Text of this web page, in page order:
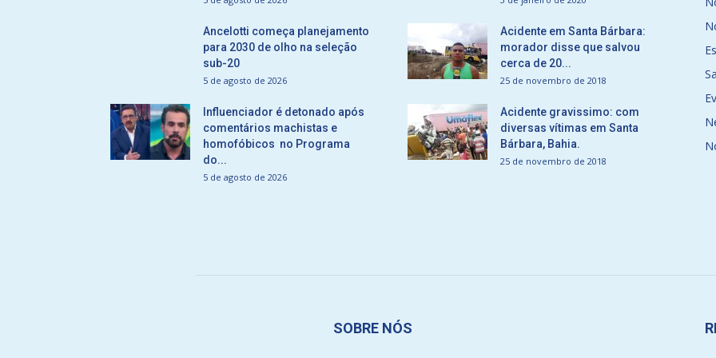
Ancelotti começa planejamento
para 2030 de olho na seleção
sub-20
5 de agosto de 2026
Influenciador é detonado após
comentários machistas e
homofóbicos no Programa
do...
5 de agosto de 2026
Acidente em Santa Bárbara:
morador disse que salvou
cerca de 20...
25 de novembro de 2018
Acidente gravissimo: com
diversas vítimas em Santa
Bárbara, Bahia.
25 de novembro de 2018
SOBRE NÓS